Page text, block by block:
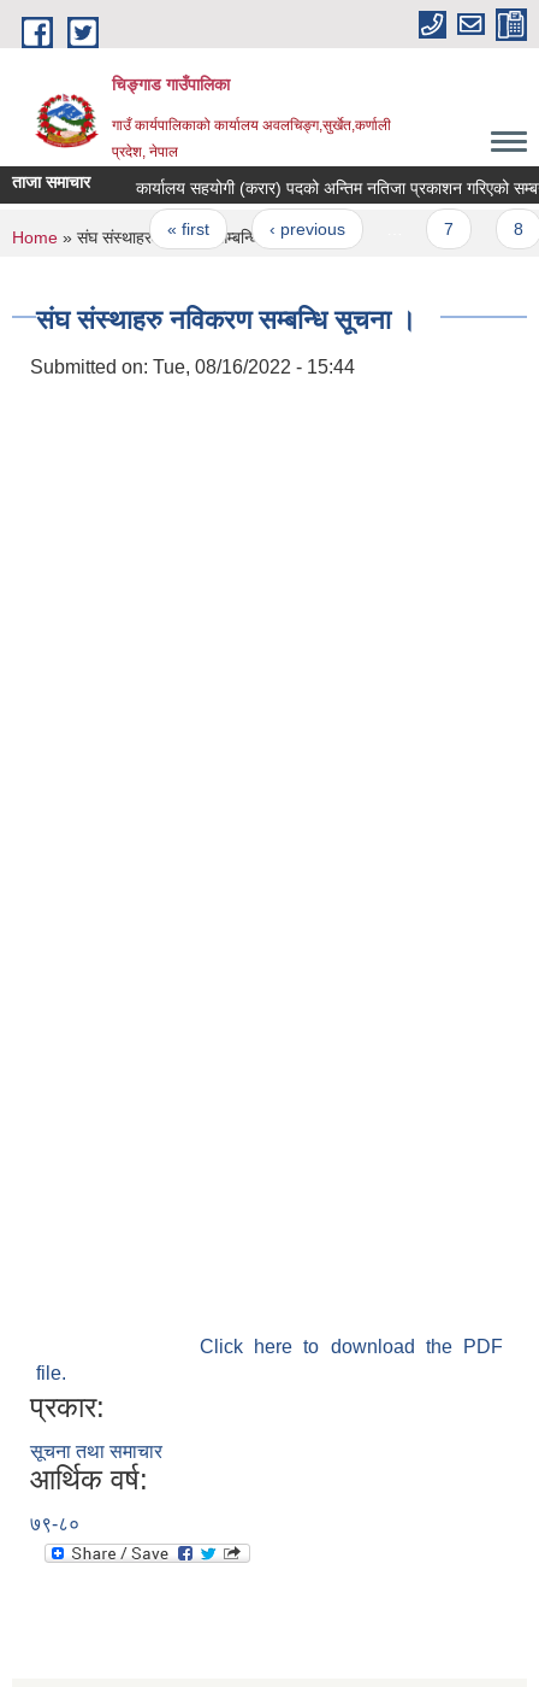
Skip to main content
चिङ्गाड गाउँपालिका
गाउँ कार्यपालिकाको कार्यालय अवलचिङ्ग,सुर्खेत,कर्णाली
प्रदेश, नेपाल
ताजा समाचार कार्यालय सहयोगी (करार) पदको अन्तिम नतिजा प्रकाशन गरिएको
Pages
« first ‹ previous
You are here
Home » संघ संस्थाहरु नविकरण सम्बन्धि सूचना ।
संघ संस्थाहरु नविकरण सम्बन्धि सूचना ।
Submitted on: Tue, 08/16/2022 - 15:44
Click here to download the PDF
file.
प्रकार:
सूचना तथा समाचार
आर्थिक वर्ष:
७९-८०